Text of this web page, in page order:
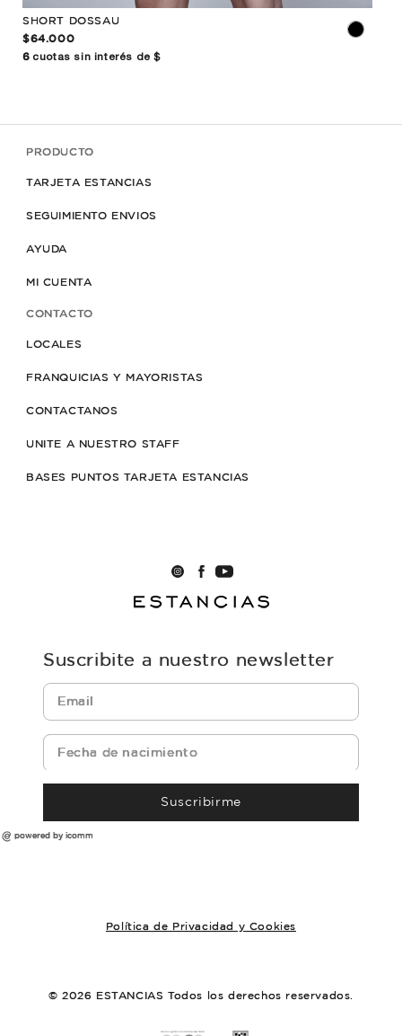
SHORT DOSSAU
$64.000
6cuotas sin interés de $
PRODUCTO
TARJETA ESTANCIAS
SEGUIMIENTO ENVIOS
AYUDA
MI CUENTA
CONTACTO
LOCALES
FRANQUICIAS Y MAYORISTAS
CONTACTANOS
UNITE A NUESTRO STAFF
BASES PUNTOS TARJETA ESTANCIAS
Suscribite a nuestro newsletter
Suscribirme
powered by icomm
Política de Privacidad y Cookies
© 2026 ESTANCIAS Todos los derechos reservados.